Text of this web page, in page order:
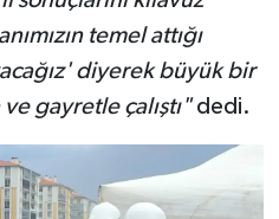
temel attığı
diyerek büyük bir
gayretle çalıştı"dedi.